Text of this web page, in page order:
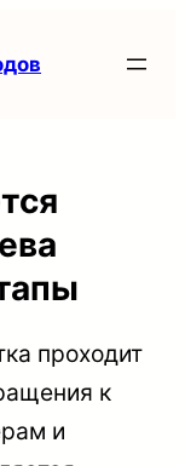
проходит
к
и